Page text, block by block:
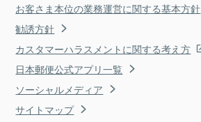
お客さま本位の業務運営に関する基本方針
勧誘方針
カスタマーハラスメントに関する考え方
日本郵便公式アプリ一覧
ソーシャルメディア
サイトマップ